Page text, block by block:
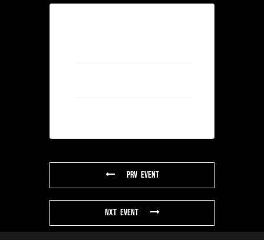
PRV Event
NXT Event